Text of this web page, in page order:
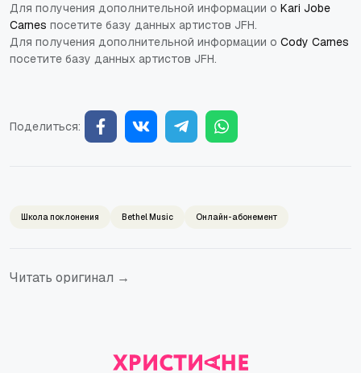
Для получения дополнительной информации о Kari Jobe
Carnes посетите базу данных артистов JFH.
Для получения дополнительной информации о Cody Carnes
посетите базу данных артистов JFH.
Поделиться:
Школа поклонения Bethel Music Онлайн-абонемент
Читать оригинал →